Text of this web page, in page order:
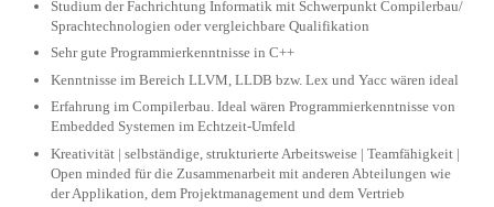
Studium der Fachrichtung Informatik mit Schwerpunkt Compilerbau/
Sprachtechnologien oder vergleichbare Qualifikation
Sehr gute Programmierkenntnisse in C++
Kenntnisse im Bereich LLVM, LLDB bzw. Lex und Yacc wären ideal
Erfahrung im Compilerbau. Ideal wären Programmierkenntnisse von
Embedded Systemen im Echtzeit-Umfeld
Kreativität | selbständige, strukturierte Arbeitsweise | Teamfähigkeit |
Open minded für die Zusammenarbeit mit anderen Abteilungen wie
der Applikation, dem Projektmanagement und dem Vertrieb